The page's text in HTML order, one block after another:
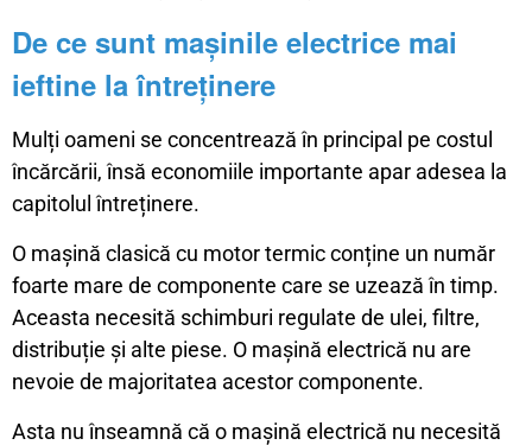
De ce sunt mașinile electrice mai
ieftine la întreținere
Mulți oameni se concentrează în principal pe costul
încărcării, însă economiile importante apar adesea la
capitolul întreținere.
O mașină clasică cu motor termic conține un număr
foarte mare de componente care se uzează în timp.
Aceasta necesită schimburi regulate de ulei, filtre,
distribuție și alte piese. O mașină electrică nu are
nevoie de majoritatea acestor componente.
Asta nu înseamnă că o mașină electrică nu necesită